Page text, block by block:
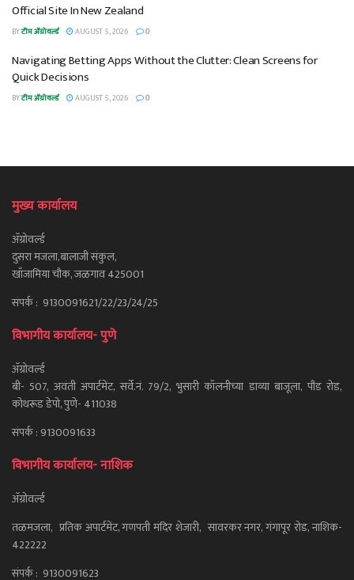
Official Site In New Zealand
BYटीम ॲग्रोवर्ल्ड AUGUST 5, 2026 0
Navigating Betting Apps Without the Clutter: Clean Screens for
Quick Decisions
BYटीम ॲग्रोवर्ल्ड AUGUST 5, 2026 0
मुख्य कार्यालय
ॲग्रोवर्ल्ड
दुसरा मजला,बालाजी संकुल,
खाँजामिया चौक, जळगाव 425001
संपर्क : 9130091621/22/23/24/25
विभागीय कार्यालय- पुणे
ॲग्रोवर्ल्ड
बी- 507, अवंती अपार्टमेंट, सर्वे.नं. 79/2, भुसारी कॉलनीच्या डाव्या बाजूला, पौंड रोड,
कोथरूड डेपो, पुणे- 411038
संपर्क : 9130091633
विभागीय कार्यालय- नाशिक
ॲग्रोवर्ल्ड
तळमजला, प्रतिक अपार्टमेंट, गणपती मंदिर शेजारी, सावरकर नगर, गंगापूर रोड, नाशिक-
422222
संपर्क : 9130091623